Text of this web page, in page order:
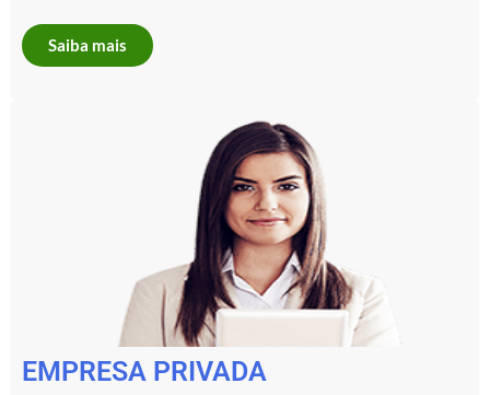
Saiba mais
EMPRESA PRIVADA